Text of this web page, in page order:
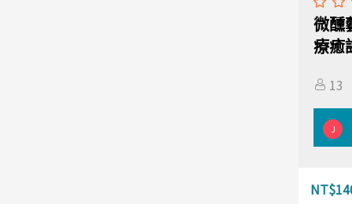
微醺
療癒
13
J
NT$